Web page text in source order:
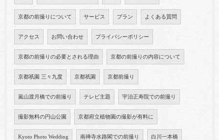
京都の前撮りについて サービス プラン よくある質問
アクセス お問い合わせ プライバシーポリシー
京都の前撮りの必要とされる理由 京都の前撮りの内容について
京都祇園 三々九度 京都祇園 京都前撮り
嵐山渡月橋での前撮り テレビ主題 宇治正寿院での前撮り
撮影無料の円山公園 京都府立植物園の撮影が有料に
Kyoto Photo Wedding 南禅寺水路閣での前撮り 白川一本橋